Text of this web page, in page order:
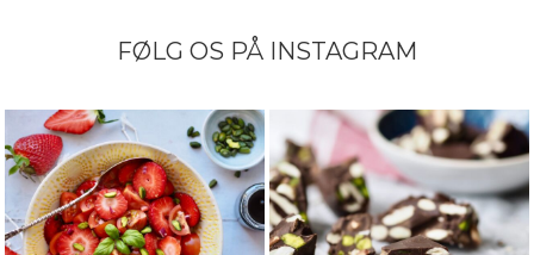
FØLG OS PÅ INSTAGRAM